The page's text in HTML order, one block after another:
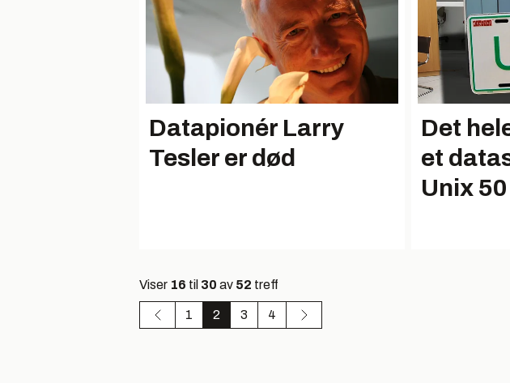
Datapionér Larry
Tesler er død
Det
et
Unix
Viser 16 til 30 av 52 treff
1 2 3 4